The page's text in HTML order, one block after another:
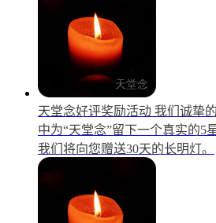
天堂念好评奖励活动 我们诚挚
中为“天堂念”留下一个真实的5
我们将向您赠送30天的长明灯。